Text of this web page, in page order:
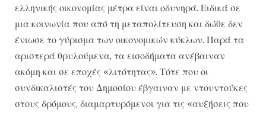
ελληνικής οικονομίας μέτρα είναι οδυνηρά. Ειδικά σε
μια κοινωνία που από τη μεταπολίτευση και δώθε δεν
ένιωσε το γύρισμα των οικονομικών κύκλων. Παρά τα
αριστερά θρυλούμενα, τα εισοδήματα ανέβαιναν
ακόμη και σε εποχές «λιτότητας». Τότε που οι
συνδικαλιστές του Δημοσίου έβγαιναν με ντουντούκες
στους δρόμους, διαμαρτυρόμενοι για τις «αυξήσεις που